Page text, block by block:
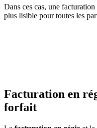
Dans ces cas, une
plus lisible pour toutes les
Facturation en
forfait